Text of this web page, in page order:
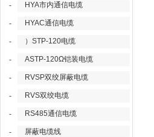
- HYA市内通信电缆
- HYAC通信电缆
- ）STP-120电缆
- ASTP-120Ω铠装电缆
- RVSP双绞屏蔽电缆
- RVS双绞电缆
- RS485通信电缆
- 屏蔽电缆线